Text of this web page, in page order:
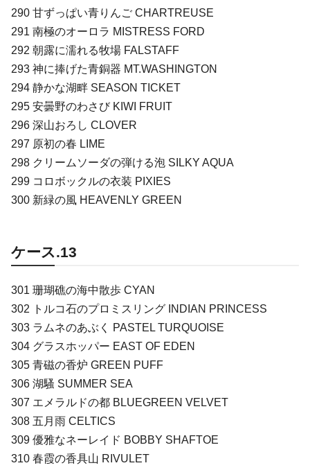
290 甘ずっぱい青りんご CHARTREUSE
291 南極のオーロラ MISTRESS FORD
292 朝露に濡れる牧場 FALSTAFF
293 神に捧げた青銅器 MT.WASHINGTON
294 静かな湖畔 SEASON TICKET
295 安曇野のわさび KIWI FRUIT
296 深山おろし CLOVER
297 原初の春 LIME
298 クリームソーダの弾ける泡 SILKY AQUA
299 コロボックルの衣装 PIXIES
300 新緑の風 HEAVENLY GREEN
ケース.13
301 珊瑚礁の海中散歩 CYAN
302 トルコ石のプロミスリング INDIAN PRINCESS
303 ラムネのあぶく PASTEL TURQUOISE
304 グラスホッパー EAST OF EDEN
305 青磁の香炉 GREEN PUFF
306 湖騷 SUMMER SEA
307 エメラルドの都 BLUEGREEN VELVET
308 五月雨 CELTICS
309 優雅なネーレイド BOBBY SHAFTOE
310 春霞の香具山 RIVULET